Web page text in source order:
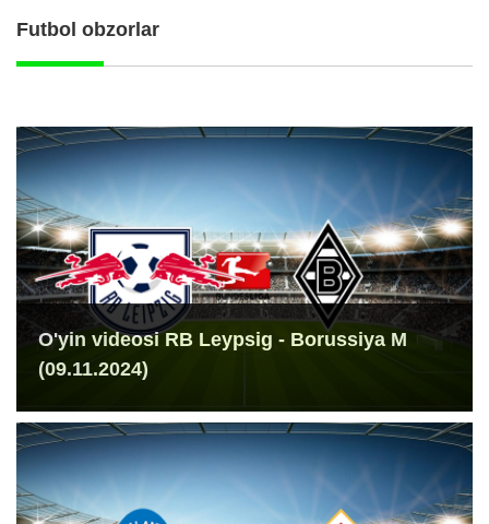
Futbol obzorlar
O'yin videosi RB Leypsig - Borussiya M
(09.11.2024)